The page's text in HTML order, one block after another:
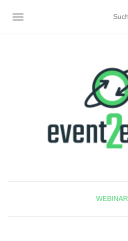
NAVIGATION UMSCHALTEN
WEBINAR